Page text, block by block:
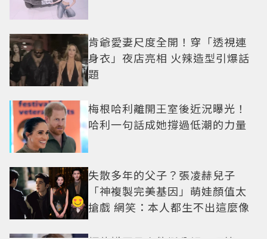
肯爺愛妻尺度全開！穿「透視連
身衣」夜店亮相 火辣造型引爆話
題
梅根哈利離開王室後近況曝光！
哈利一句話成她撐過低潮的力量
失散多年的父子？張凌赫兒子
「神複製完美基因」萌娃顏值太
搶戲 網笑：本人都生不出這麼像